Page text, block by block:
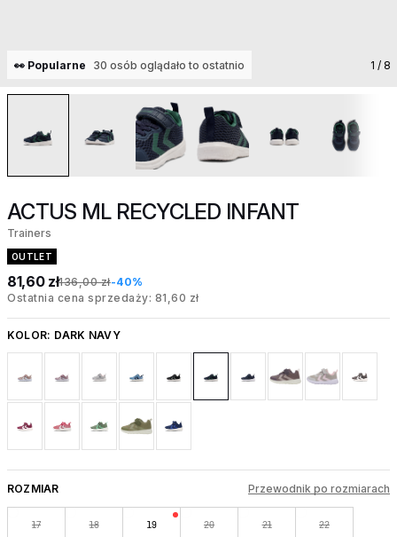
👀 Popularne 30 osób oglądało to ostatnio 1 / 8
ACTUS ML RECYCLED INFANT
Trainers
OUTLET
81,60 zł136,00 zł-40%
Ostatnia cena sprzedaży: 81,60 zł
KOLOR: DARK NAVY
ROZMIAR Przewodnik po rozmiarach
17 18 19 20 21 22